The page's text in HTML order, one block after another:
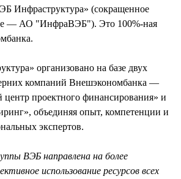
Инфраструктура» (сокращенное
— АО "ИнфраВЭБ"). Это 100%-ная
организовано на базе двух
компаний Внешэкономбанка —
проектного финансирования» и
объединяя опыт, компетенции и
экспертов.
ВЭБ направлена на более
использование ресурсов всех